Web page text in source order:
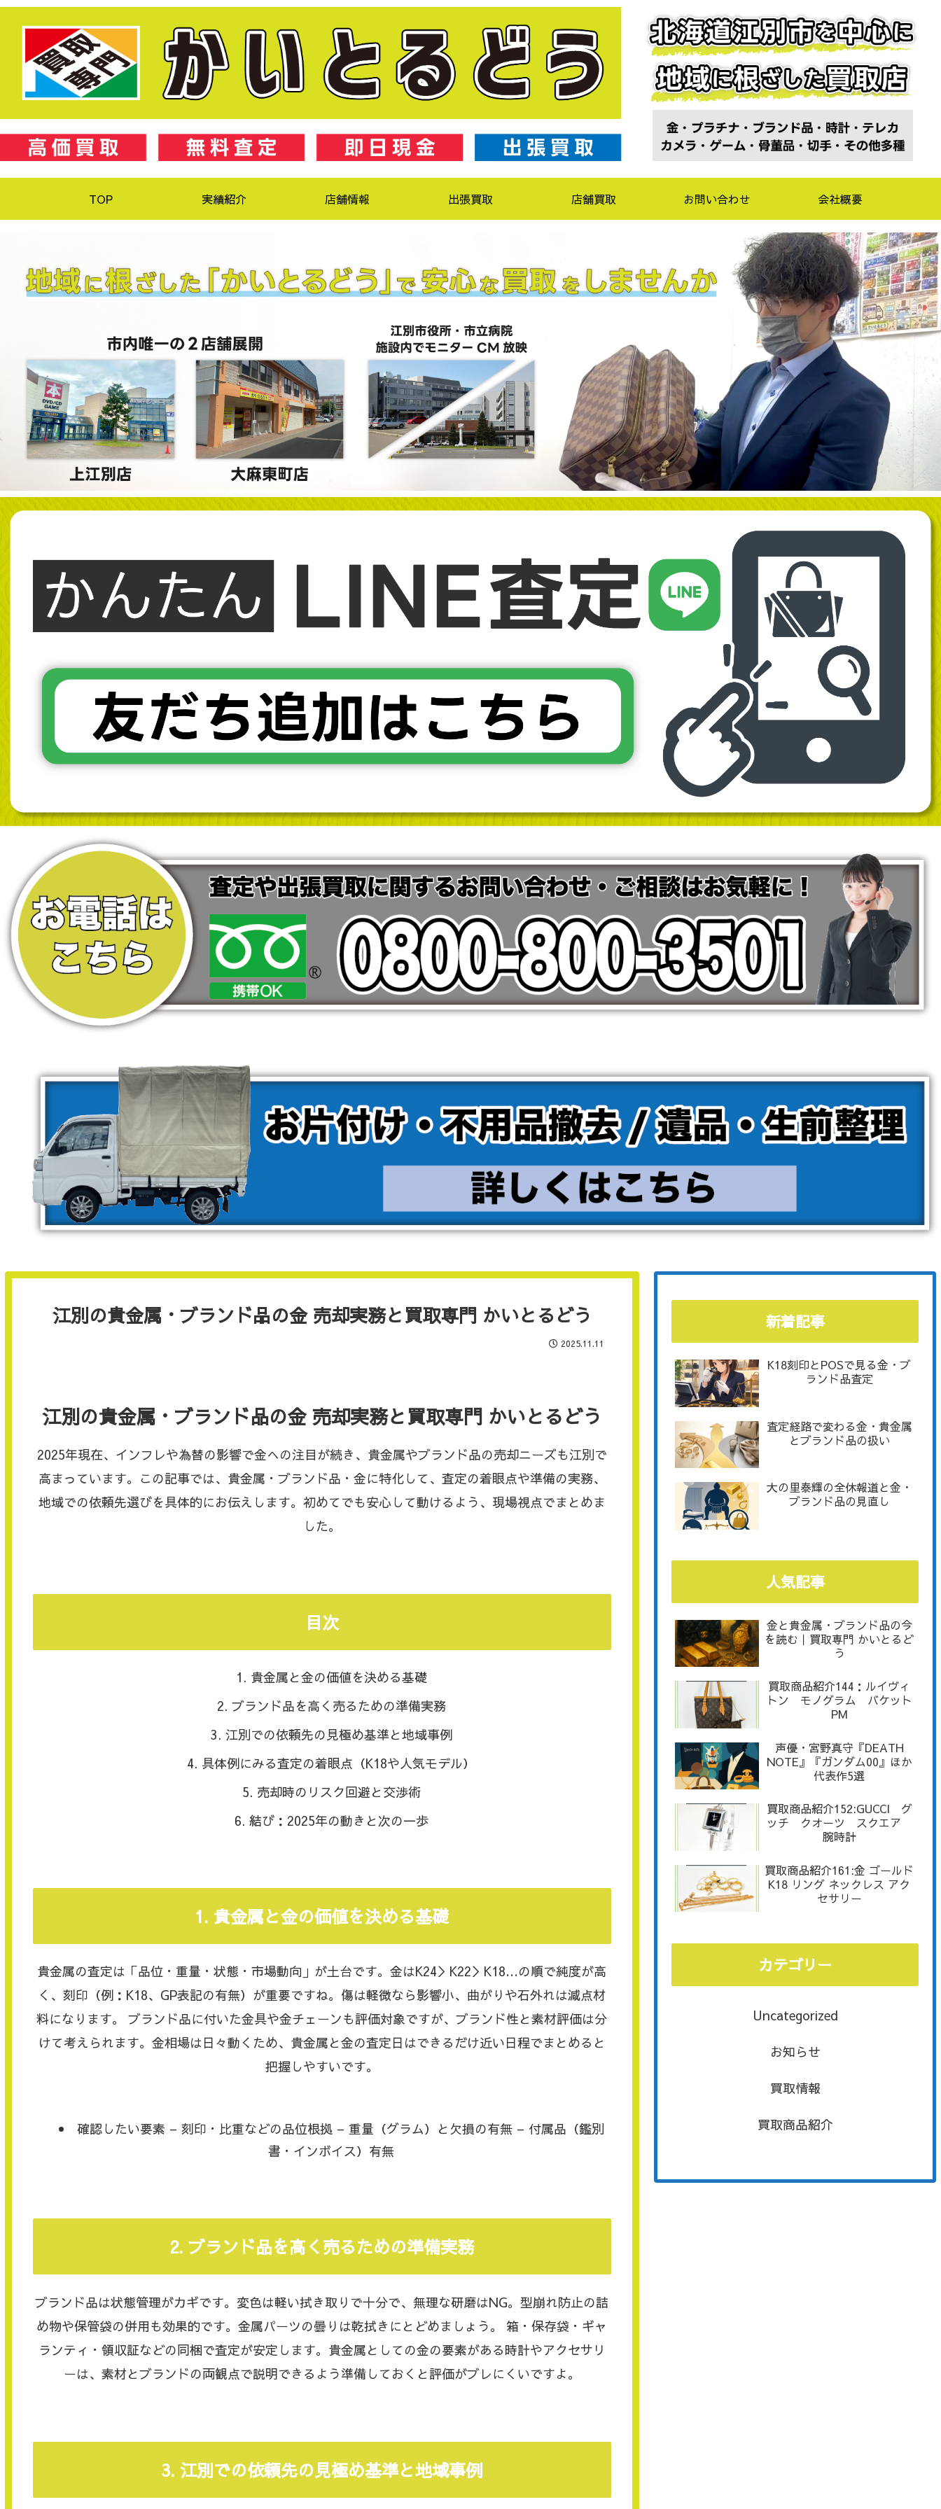
TOP 実績紹介 店舗情報 出張買取 店舗買取 お問い合わせ 会社概要
江別の貴金属・ブランド品の金 売却実務と買取専門 かいとるどう
2025.11.11
江別の貴金属・ブランド品の金 売却実務と買取専門 かいとるどう
2025年現在、インフレや為替の影響で金への注目が続き、貴金属やブランド品の売却ニーズも江別で
高まっています。この記事では、貴金属・ブランド品・金に特化して、査定の着眼点や準備の実務、
地域での依頼先選びを具体的にお伝えします。初めてでも安心して動けるよう、現場視点でまとめま
した。
目次
貴金属と金の価値を決める基礎
ブランド品を高く売るための準備実務
江別での依頼先の見極め基準と地域事例
具体例にみる査定の着眼点（K18や人気モデル）
売却時のリスク回避と交渉術
結び：2025年の動きと次の一歩
1. 貴金属と金の価値を決める基礎
貴金属の査定は「品位・重量・状態・市場動向」が土台です。金はK24＞K22＞K18…の順で純度が高
く、刻印（例：K18、GP表記の有無）が重要ですね。傷は軽微なら影響小、曲がりや石外れは減点材
料になります。 ブランド品に付いた金具や金チェーンも評価対象ですが、ブランド性と素材評価は分
けて考えられます。金相場は日々動くため、貴金属と金の査定日はできるだけ近い日程でまとめると
把握しやすいです。
確認したい要素 – 刻印・比重などの品位根拠 – 重量（グラム）と欠損の有無 – 付属品（鑑別
書・インボイス）有無
2. ブランド品を高く売るための準備実務
ブランド品は状態管理がカギです。変色は軽い拭き取りで十分で、無理な研磨はNG。型崩れ防止の詰
め物や保管袋の併用も効果的です。金属パーツの曇りは乾拭きにとどめましょう。 箱・保存袋・ギャ
ランティ・領収証などの同梱で査定が安定します。貴金属としての金の要素がある時計やアクセサリ
ーは、素材とブランドの両観点で説明できるよう準備しておくと評価がブレにくいですよ。
3. 江別での依頼先の見極め基準と地域事例
新着記事
K18刻印とPOSで見る金・ブ
ランド品査定
査定経路で変わる金・貴金属
とブランド品の扱い
大の里泰輝の全休報道と金・
ブランド品の見直し
人気記事
金と貴金属・ブランド品の今
を読む｜買取専門 かいとるど
う
買取商品紹介144：ルイヴィ
トン モノグラム バケット
PM
声優・宮野真守『DEATH
NOTE』『ガンダム00』ほか
代表作5選
買取商品紹介152:GUCCI グ
ッチ クオーツ スクエア
腕時計
買取商品紹介161:金 ゴールド
K18 リング ネックレス アク
セサリー
カテゴリー
Uncategorized
お知らせ
買取情報
買取商品紹介